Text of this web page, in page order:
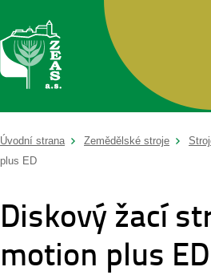
Úvodní strana Zemědělské stroje
plus ED
Diskový žací
motion plus ED